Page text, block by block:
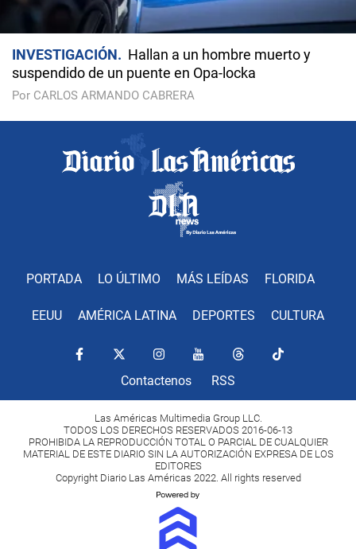
INVESTIGACIÓN
Hallan a un hombre muerto y
suspendido de un puente en Opa-locka
Por CARLOS ARMANDO CABRERA
PORTADA LO ÚLTIMO MÁS LEÍDAS FLORIDA
EEUU AMÉRICA LATINA DEPORTES CULTURA
Contactenos RSS
Las Américas Multimedia Group LLC.
TODOS LOS DERECHOS RESERVADOS 2016-06-13
PROHIBIDA LA REPRODUCCIÓN TOTAL O PARCIAL DE CUALQUIER
MATERIAL DE ESTE DIARIO SIN LA AUTORIZACIÓN EXPRESA DE LOS
EDITORES
Copyright Diario Las Américas 2022. All rights reserved